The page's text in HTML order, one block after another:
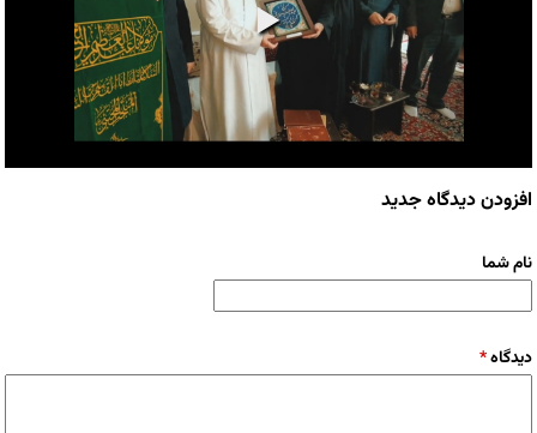
افزودن دیدگاه جدید
نام شما
دیدگاه*